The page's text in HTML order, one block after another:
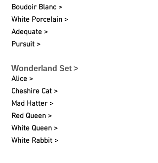
Boudoir Blanc >
White Porcelain >
Adequate >
Pursuit >
Wonderland Set >
Alice >
Cheshire Cat >
Mad Hatter >
Red Queen >
White Queen >
White Rabbit >